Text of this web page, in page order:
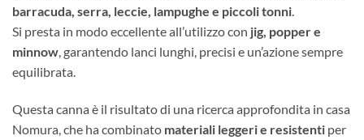
barracuda, serra, leccie, lampughe e piccoli tonni.
Si presta in modo eccellente all’utilizzo con jig, popper e
minnow, garantendo lanci lunghi, precisi e un’azione sempre
equilibrata.
Questa canna è il risultato di una ricerca approfondita in casa
Nomura, che ha combinato materiali leggeri e resistenti per